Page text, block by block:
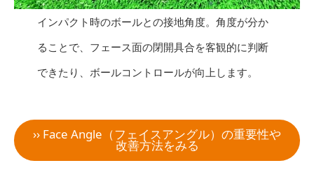
インパクト時のボールとの接地角度。角度が分か
ることで、フェース面の閉開具合を客観的に判断
できたり、ボールコントロールが向上します。
›› Face Angle（フェイスアングル）の重要性や
改善方法をみる